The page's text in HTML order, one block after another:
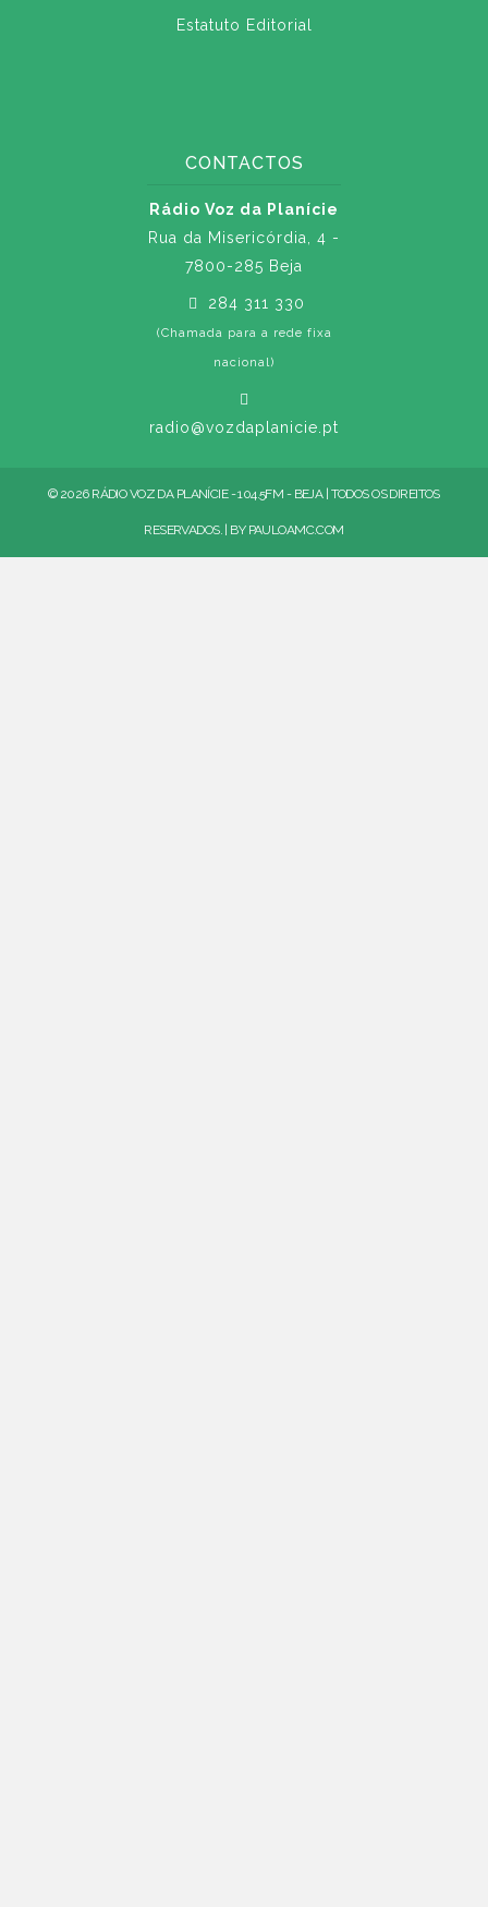
Estatuto Editorial
CONTACTOS
Rádio Voz da Planície
Rua da Misericórdia, 4 -
7800-285 Beja
284 311 330
(Chamada para a rede fixa
nacional)
radio@vozdaplanicie.pt
© 2026 RÁDIO VOZ DA PLANÍCIE - 104.5FM - BEJA | TODOS OS DIREITOS
RESERVADOS. | BY PAULOAMC.COM